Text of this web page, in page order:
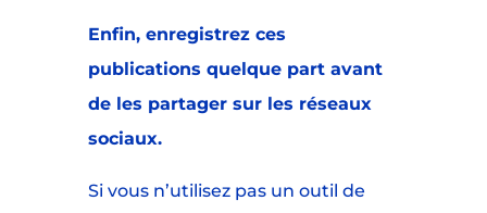
Enfin, enregistrez ces
publications quelque part avant
de les partager sur les réseaux
sociaux.
Si vous n’utilisez pas un outil de